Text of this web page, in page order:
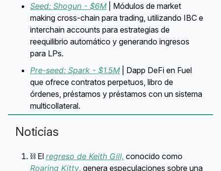
Seed: Shogun - $6M | Módulos de market
making cross-chain para trading, utilizando IBC e
interchain accounts para estrategias de
reequilibrio automático y generando ingresos
para LPs.
Pre-seed: Spark - $1.5M | Dapp DeFi en Fuel
que ofrece contratos perpetuos, libro de
órdenes, préstamos y préstamos con un sistema
multicollateral.
Noticias
⛓️ El regreso de Keith Gill, conocido como
Roaring Kitty , genera especulaciones sobre una